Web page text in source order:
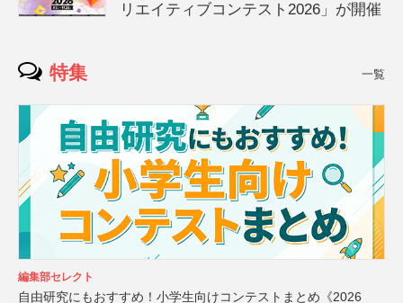
リエイティブコンテスト2026」が開催
特集 一覧
編集部セレクト
自由研究にもおすすめ！小学生向けコンテストまとめ《2026